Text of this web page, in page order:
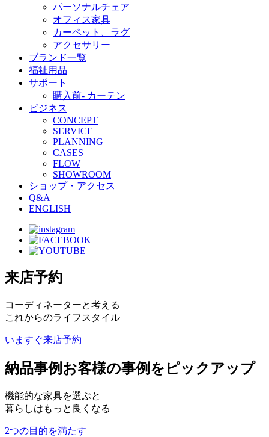
パーソナルチェア
オフィス家具
カーペット、ラグ
アクセサリー
ブランド一覧
福祉用品
サポート
購入前- カーテン
ビジネス
CONCEPT
SERVICE
PLANNING
CASES
FLOW
SHOWROOM
ショップ・アクセス
Q&A
ENGLISH
来店予約
コーディネーターと考える
これからのライフスタイル
いますぐ来店予約
納品事例お客様の事例をピックアップ
機能的な家具を選ぶと
暮らしはもっと良くなる
2つの目的を満たす